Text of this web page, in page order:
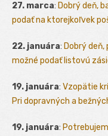
27. marca: Dobrý deň,
podať na ktorejkoľvek
22. januára: Dobrý
možné podať listovú
19. januára: Vzopätie
Pri dopravných a
19. januára: